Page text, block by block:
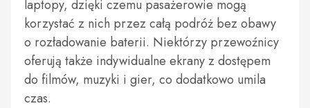
laptopy, dzięki czemu pasażerowie mogą
korzystać z nich przez całą podróż bez obawy
o rozładowanie baterii. Niektórzy przewoźnicy
oferują także indywidualne ekrany z dostępem
do filmów, muzyki i gier, co dodatkowo umila
czas.